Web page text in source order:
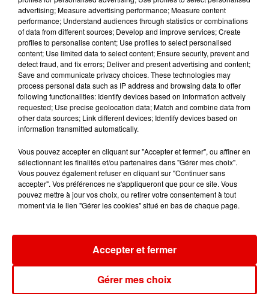
MARVIN GAYE
Sexual Healing
ANGELE FEAT. JUSTICE
What You Want
ARIANA GRANDE
Hate That I Made
You Love Me
advertising; Measure advertising performance; Measure content
performance; Understand audiences through statistics or combinations
of data from different sources; Develop and improve services; Create
profiles to personalise content; Use profiles to select personalised
content; Use limited data to select content; Ensure security, prevent and
detect fraud, and fix errors; Deliver and present advertising and content;
Save and communicate privacy choices. These technologies may
process personal data such as IP address and browsing data to offer
following functionalities: Identify devices based on information actively
requested; Use precise geolocation data; Match and combine data from
other data sources; Link different devices; Identify devices based on
information transmitted automatically.
Vous pouvez accepter en cliquant sur "Accepter et fermer", ou affiner en
sélectionnant les finalités et/ou partenaires dans "Gérer mes choix".
Vous pouvez également refuser en cliquant sur "Continuer sans
accepter". Vos préférences ne s'appliqueront que pour ce site. Vous
pouvez mettre à jour vos choix, ou retirer votre consentement à tout
moment via le lien "Gérer les cookies" situé en bas de chaque page.
Gérer mes choix
Accepter et fermer